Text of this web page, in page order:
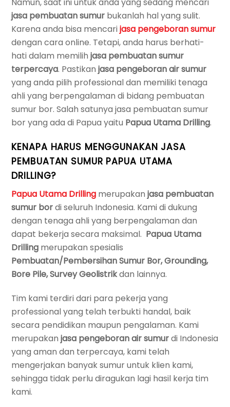
jasa pembuatan sumur bukanlah hal yang sulit.
Karena anda bisa mencarijasa pengeboran sumur
dengan cara online. Tetapi, anda harus berhati-
hati dalam memilihjasa pembuatan sumur
terpercaya. Pastikanjasa pengeboran air sumur
yang anda pilih professional dan memiliki tenaga
ahli yang berpengalaman di bidang pembuatan
sumur bor. Salah satunya jasa pembuatan sumur
bor yang ada di Papua yaitu Papua Utama Drilling.
KENAPA HARUS MENGGUNAKAN JASA
PEMBUATAN SUMUR PAPUA UTAMA
DRILLING?
Papua Utama Drilling merupakanjasa pembuatan
sumur bordi seluruh Indonesia. Kami di dukung
dengan tenaga ahli yang berpengalaman dan
dapat bekerja secara maksimal. Papua Utama
Drilling merupakan spesialis
Pembuatan/Pembersihan Sumur Bor, Grounding,
Bore Pile, Survey Geolistrikdan lainnya.
Tim kami terdiri dari para pekerja yang
professional yang telah terbukti handal, baik
secara pendidikan maupun pengalaman. Kami
merupakanjasa pengeboran air sumurdi Indonesia
yang aman dan terpercaya, kami telah
mengerjakan banyak sumur untuk klien kami,
sehingga tidak perlu diragukan lagi hasil kerja tim
kami.